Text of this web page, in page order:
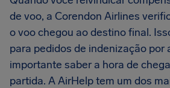
de voo, a Corendon Airlines
o voo chegou ao destino final.
para pedidos de indenização por
importante saber a hora de
partida. A AirHelp tem um dos